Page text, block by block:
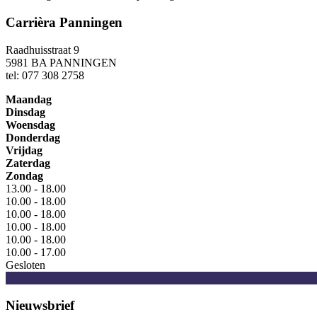
Carrièra Panningen
Raadhuisstraat 9
5981 BA PANNINGEN
tel: 077 308 2758
Maandag
Dinsdag
Woensdag
Donderdag
Vrijdag
Zaterdag
Zondag
13.00 - 18.00
10.00 - 18.00
10.00 - 18.00
10.00 - 18.00
10.00 - 18.00
10.00 - 17.00
Gesloten
Nieuwsbrief